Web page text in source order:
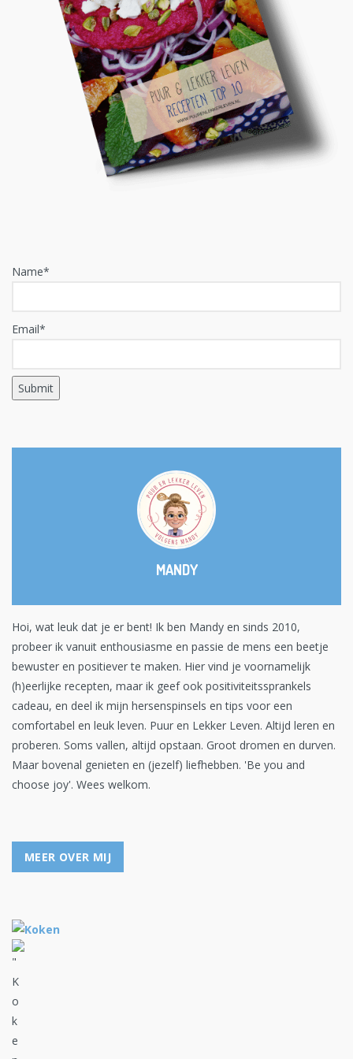
Name*
Email*
MANDY
Hoi, wat leuk dat je er bent! Ik ben Mandy en sinds 2010,
probeer ik vanuit enthousiasme en passie de mens een beetje
bewuster en positiever te maken. Hier vind je voornamelijk
(h)eerlijke recepten, maar ik geef ook positiviteitssprankels
cadeau, en deel ik mijn hersenspinsels en tips voor een
comfortabel en leuk leven. Puur en Lekker Leven. Altijd leren en
proberen. Soms vallen, altijd opstaan. Groot dromen en durven.
Maar bovenal genieten en (jezelf) liefhebben. 'Be you and
choose joy'. Wees welkom.
MEER OVER MIJ